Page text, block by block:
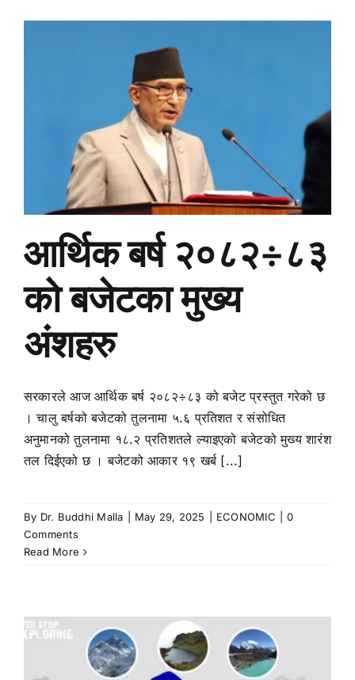
आर्थिक बर्ष २०८२÷८३
को बजेटका मुख्य
अंशहरु
सरकारले आज आर्थिक बर्ष २०८२÷८३ को बजेट प्रस्तुत गरेको छ
। चालु बर्षको बजेटको तुलनामा ५.६ प्रतिशत र संसोधित
अनुमानको तुलनामा १८.२ प्रतिशतले ल्याइएको बजेटको मुख्य शारंश
तल दिईएको छ । बजेटको आकार १९ खर्ब [...]
By Dr. Buddhi Malla May 29, 2025 ECONOMIC
0
Comments
Read More